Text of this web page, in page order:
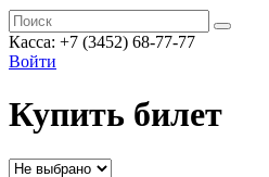
Касса: +7 (3452) 68-77-77
Войти
Купить билет